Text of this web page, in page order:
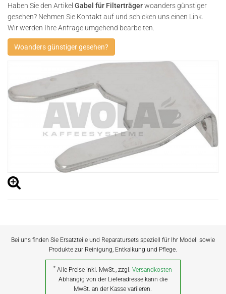
Haben Sie den Artikel Gabel für Filterträgerwoanders günstiger
gesehen? Nehmen Sie Kontakt auf und schicken uns einen Link.
Wir werden Ihre Anfrage umgehend bearbeiten.
Woanders günstiger gesehen?
Bei uns finden Sie Ersatzteile und Reparatursets speziell für Ihr Modell sowie
Produkte zur Reinigung, Entkalkung und Pflege.
* Alle Preise inkl. MwSt., zzgl.Versandkosten
Abhängig von der Lieferadresse kann die
MwSt. an der Kasse variieren.